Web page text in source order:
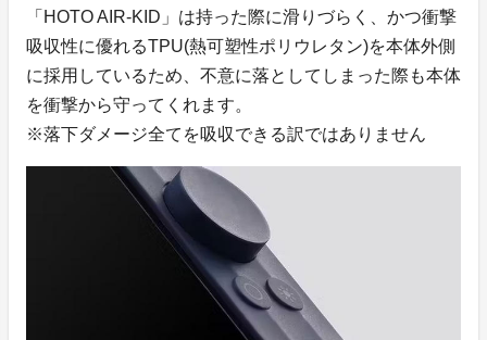
「HOTO AIR-KID」は持った際に滑りづらく、かつ衝撃
吸収性に優れるTPU(熱可塑性ポリウレタン)を本体外側
に採用しているため、不意に落としてしまった際も本体
を衝撃から守ってくれます。
※落下ダメージ全てを吸収できる訳ではありません